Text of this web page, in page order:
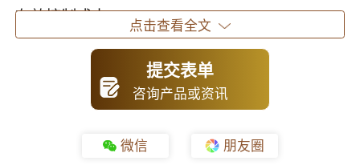
有效控制成本。
✅ 四、新工艺带来大收益，别让几十万白白流
本至关重要。采用钛白纸做混油门板，不仅能提
点击查看全文
提交表单
咨询产品或资讯
微信 朋友圈